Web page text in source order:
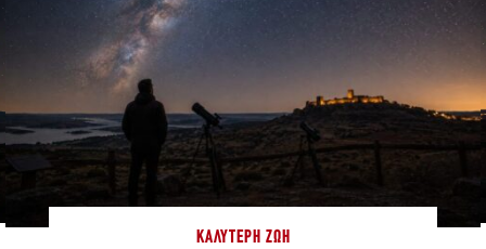
ΚΑΛΎΤΕΡΗ ΖΩΉ